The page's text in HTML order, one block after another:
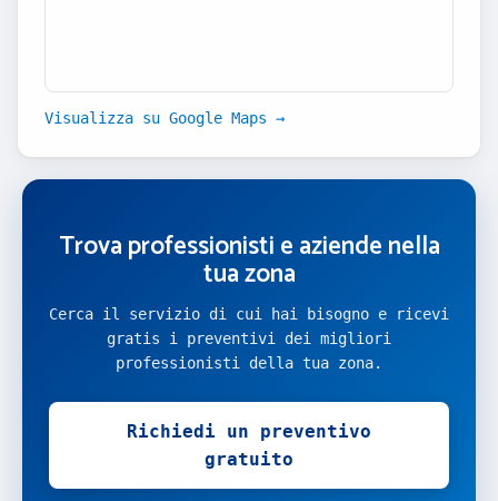
Visualizza su Google Maps →
Trova professionisti e aziende nella
tua zona
Cerca il servizio di cui hai bisogno e ricevi
gratis i preventivi dei migliori
professionisti della tua zona.
Richiedi un preventivo
gratuito